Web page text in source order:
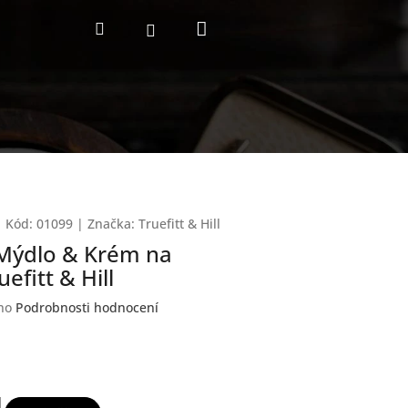
HledatPřihlášení
Kód: 01099 | Značka: Truefitt & Hill
& Krém na
& Hill
Podrobnosti hodnocení